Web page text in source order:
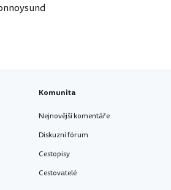
Komunita
Nejnovější komentáře
Diskuzní fórum
Cestopisy
Cestovatelé